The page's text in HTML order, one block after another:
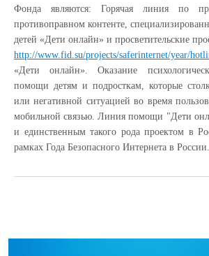
Фонда являются: Горячая линия по
противоправном контенте,
детей «Дети онлайн» и просветительские
http://www.fid.su/projects/saferinternet/year/
«Дети онлайн». Оказание
помощи детям и подросткам, которые
или негативной ситуацией во время
мобильной связью. Линия помощи "Дети
и единственным такого рода проектом в
рамках Года Безопасного Интернета в России.